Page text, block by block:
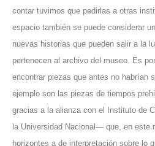
contar tuvimos que pedirlas a otras
espacio también se puede considerar
nuevas historias que pueden salir a la
pertenecen al archivo del museo. Es
encontrar piezas que antes no habrían
ejemplo son las piezas de tiempos
gracias a la alianza con el Instituto de
la Universidad Nacional — que, en este
horizontes a de interpretación sobre lo